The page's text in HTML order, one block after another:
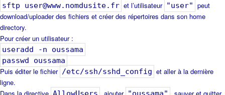
sftp user@www.nomdusite.fr et l’utilisateur "user" peut
download/uploader des fichiers et créer des répertoires dans son home
directory.
Pour créer un utilisateur :
useradd -n oussama
passwd oussama
Puis éditer le fichier /etc/ssh/sshd_config et aller à la dernière
ligne.